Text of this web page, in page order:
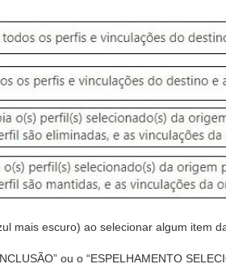
mais escuro) ao selecionar algum item
ou o “ESPELHAMENTO